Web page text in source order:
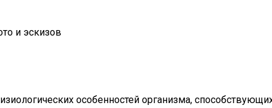
и эскизов
особенностей организма,